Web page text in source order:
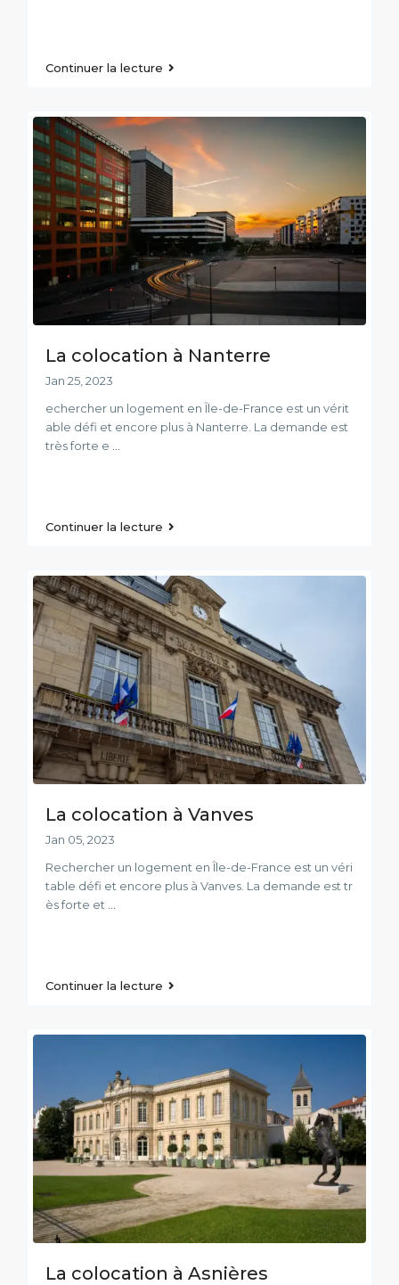
Continuer la lecture
La colocation à Nanterre
Jan 25, 2023
echercher un logement en Île-de-France est un vérit
able défi et encore plus à Nanterre. La demande est
très forte e
Continuer la lecture
La colocation à Vanves
Jan 05, 2023
Rechercher un logement en Île-de-France est un véri
table défi et encore plus à Vanves. La demande est tr
ès forte et
Continuer la lecture
La colocation à Asnières